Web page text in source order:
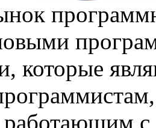
которые
работающим с